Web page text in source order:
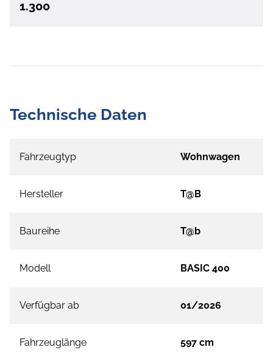
1.300
Technische Daten
Fahrzeugtyp Wohnwagen
Hersteller T@B
Baureihe T@b
Modell BASIC 400
Verfügbar ab 01/2026
Fahrzeuglänge 597 cm